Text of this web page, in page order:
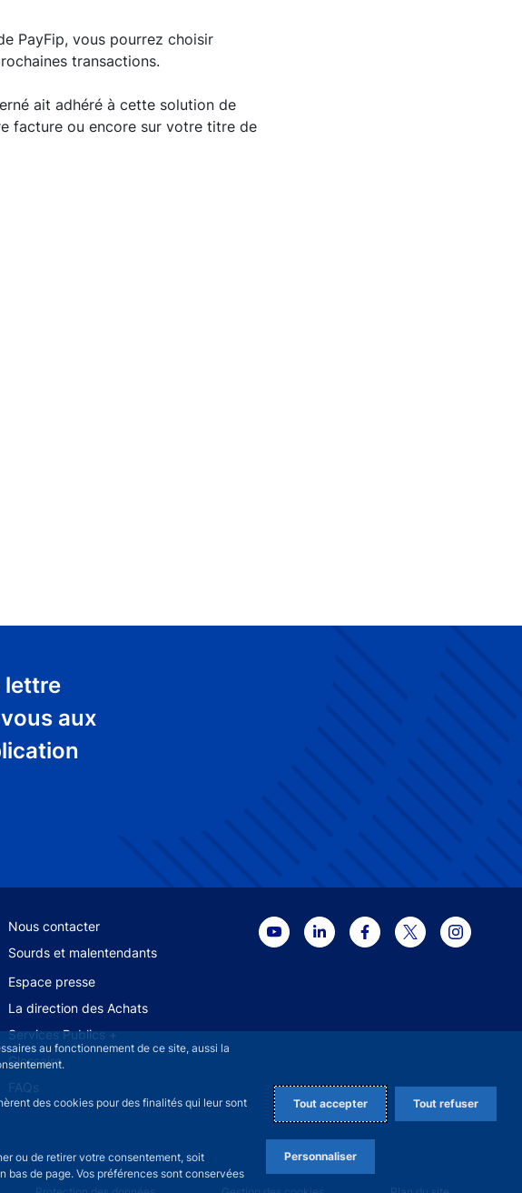
au fonctionnement de ce site, aussi la
des cookies pour des finalités qui leur sont
ou de retirer votre consentement, soit
de page. Vos préférences sont conservées
Tout accepter Tout refuser
Personnaliser
PayFip, vous pourrez choisir
transactions.
ait adhéré à cette solution de
facture ou encore sur votre titre de
lettre
aux
secondary menu
Nous contacter
Sourds et malentendants
Espace presse
La direction des Achats
Services Publics +
Glossaire
FAQs